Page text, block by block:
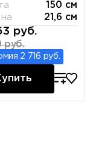
150 см
21,6 см
руб.
руб.
2 716 руб.